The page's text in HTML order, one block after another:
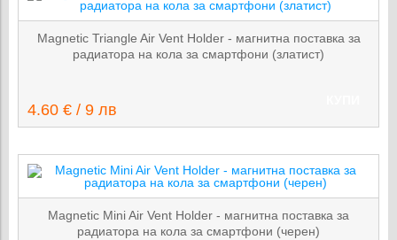
Magnetic Triangle Air Vent Holder - магнитна поставка за
радиатора на кола за смартфони (златист)
4.60 € / 9 лв
Magnetic Mini Air Vent Holder - магнитна поставка за
радиатора на кола за смартфони (черен)